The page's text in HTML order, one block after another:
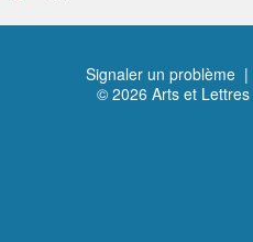
Signaler un problème |
© 2026 Arts et Lettres